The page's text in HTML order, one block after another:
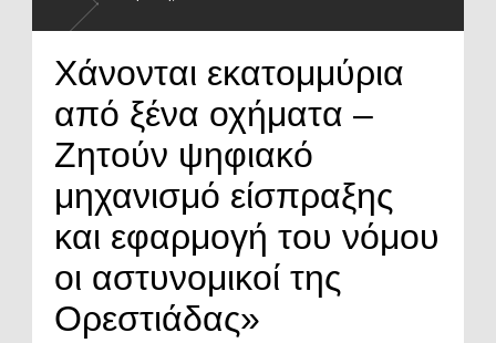
Χάνονται εκατομμύρια
από ξένα οχήματα –
Ζητούν ψηφιακό
μηχανισμό είσπραξης
και εφαρμογή του νόμου
οι αστυνομικοί της
Ορεστιάδας»